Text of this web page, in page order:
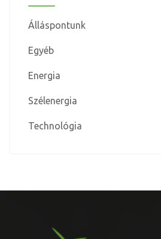
Álláspontunk
Egyéb
Energia
Szélenergia
Technológia